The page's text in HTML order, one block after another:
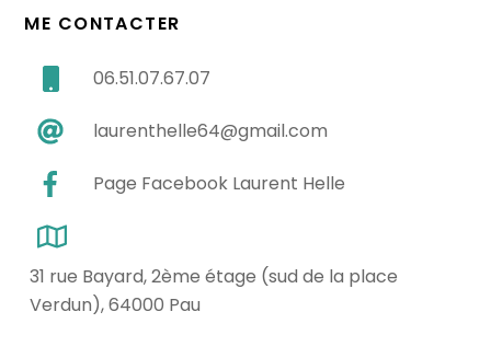
ME CONTACTER
06.51.07.67.07
laurenthelle64@gmail.com
Page Facebook Laurent Helle
31 rue Bayard, 2ème étage (sud de la place
Verdun), 64000 Pau